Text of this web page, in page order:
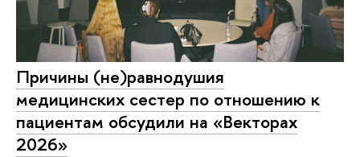
Причины (не)равнодушия
медицинских сестер по отношению к
пациентам обсудили на «Векторах
2026»